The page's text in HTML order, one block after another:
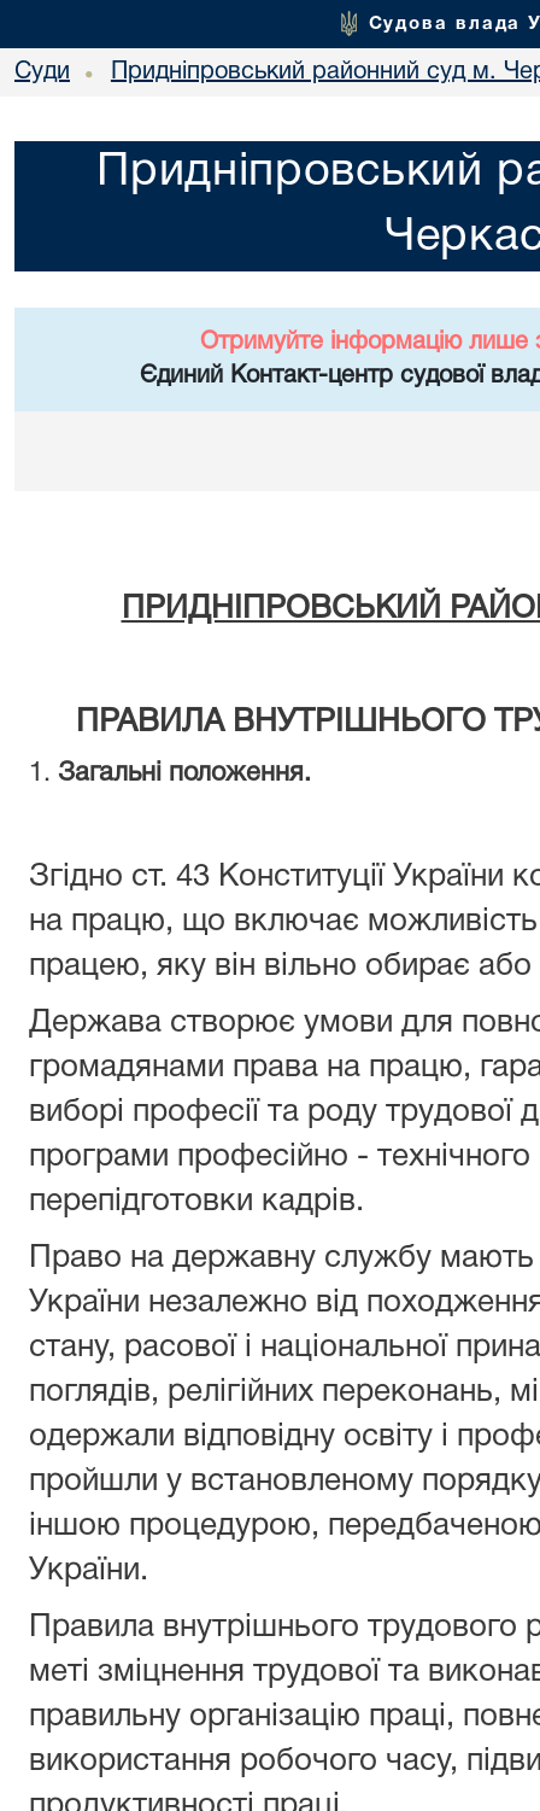
Судова влада
Суди • Придніпровський районний суд м.
Придніпровський
Отримуйте інформацію лише
Єдиний Контакт-центр судової
ПРИДНІПРОВСЬКИЙ
ПРАВИЛА ВНУТРІШНЬОГО
1. Загальні положення.
Згідно ст. 43 Конституції
на працю, що включає можливість
працею, яку він вільно обирає
Держава створює умови для
громадянами права на працю,
виборі професії та роду трудової
програми професійно - технічного
перепідготовки кадрів.
Право на державну службу
України незалежно від
стану, расової і національної
поглядів, релігійних переконань,
одержали відповідну освіту і
пройшли у встановленому
іншою процедурою, передбаченою
України.
Правила внутрішнього
меті зміцнення трудової та
правильну організацію праці,
використання робочого часу,